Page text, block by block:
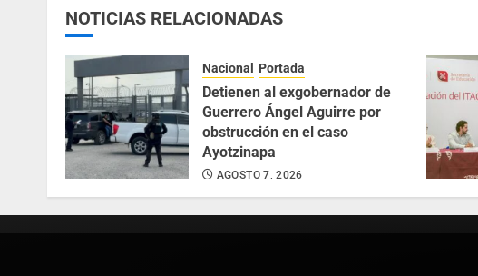
NOTICIAS RELACIONADAS
Nacional Portada
Detienen al exgobernador de
Guerrero Ángel Aguirre por
obstrucción en el caso
Ayotzinapa
AGOSTO 7, 2026